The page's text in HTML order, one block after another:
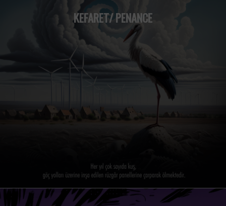
KEFARET/ PENANCE